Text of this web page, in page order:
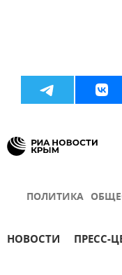
ПОЛИТИКА
НОВОСТИ ПРЕСС-